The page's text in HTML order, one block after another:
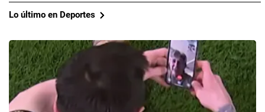
Lo último en Deportes